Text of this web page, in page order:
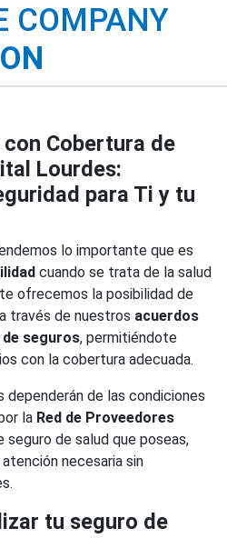
COMPANY
Cobertura de
Lourdes:
para Ti y tu
lo importante que es
cuando se trata de la salud
ofrecemos la posibilidad de
través de nuestros acuerdos
seguros, permitiéndote
con la cobertura adecuada.
dependerán de las condiciones
la Red de Proveedores
de salud que poseas,
necesaria sin
tu seguro de